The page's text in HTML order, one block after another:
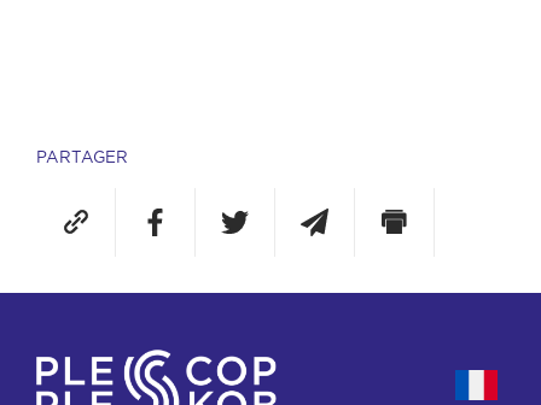
PARTAGER